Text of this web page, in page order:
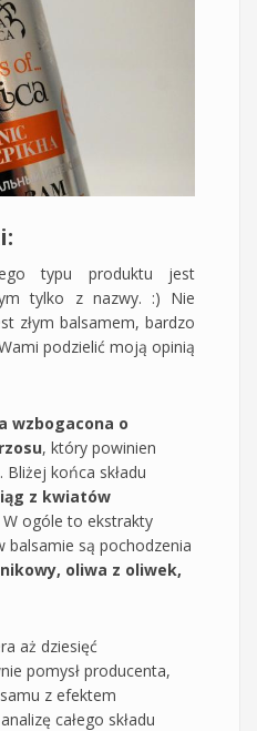
typu produktu jest
tylko z nazwy. :) Nie
złym balsamem, bardzo
podzielić moją opinią
wzbogacona o
, który powinien
Bliżej końca składu
z kwiatów
W ogóle to ekstrakty
balsamie są pochodzenia
oliwa z oliwek,
aż dziesięć
pomysł producenta,
z efektem
całego składu